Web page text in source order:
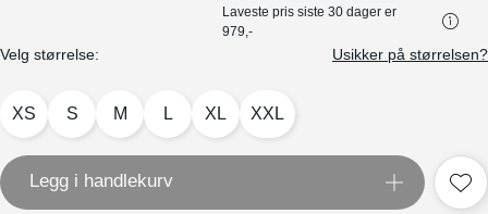
Laveste pris siste 30 dager er
979,-
Velg størrelse: Usikker på størrelsen?
XS S M L XL XXL
Legg i handlekurv